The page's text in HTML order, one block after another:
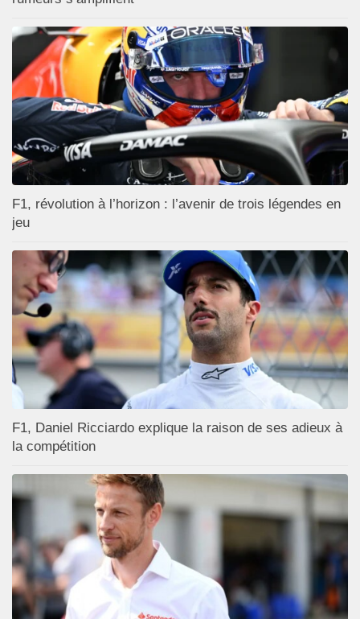
F1, révolution à l’horizon : l’avenir de trois légendes en
jeu
F1, Daniel Ricciardo explique la raison de ses adieux à
la compétition